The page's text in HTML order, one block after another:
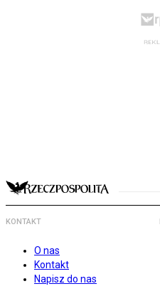
KONTAKT
O nas
Kontakt
Napisz do nas